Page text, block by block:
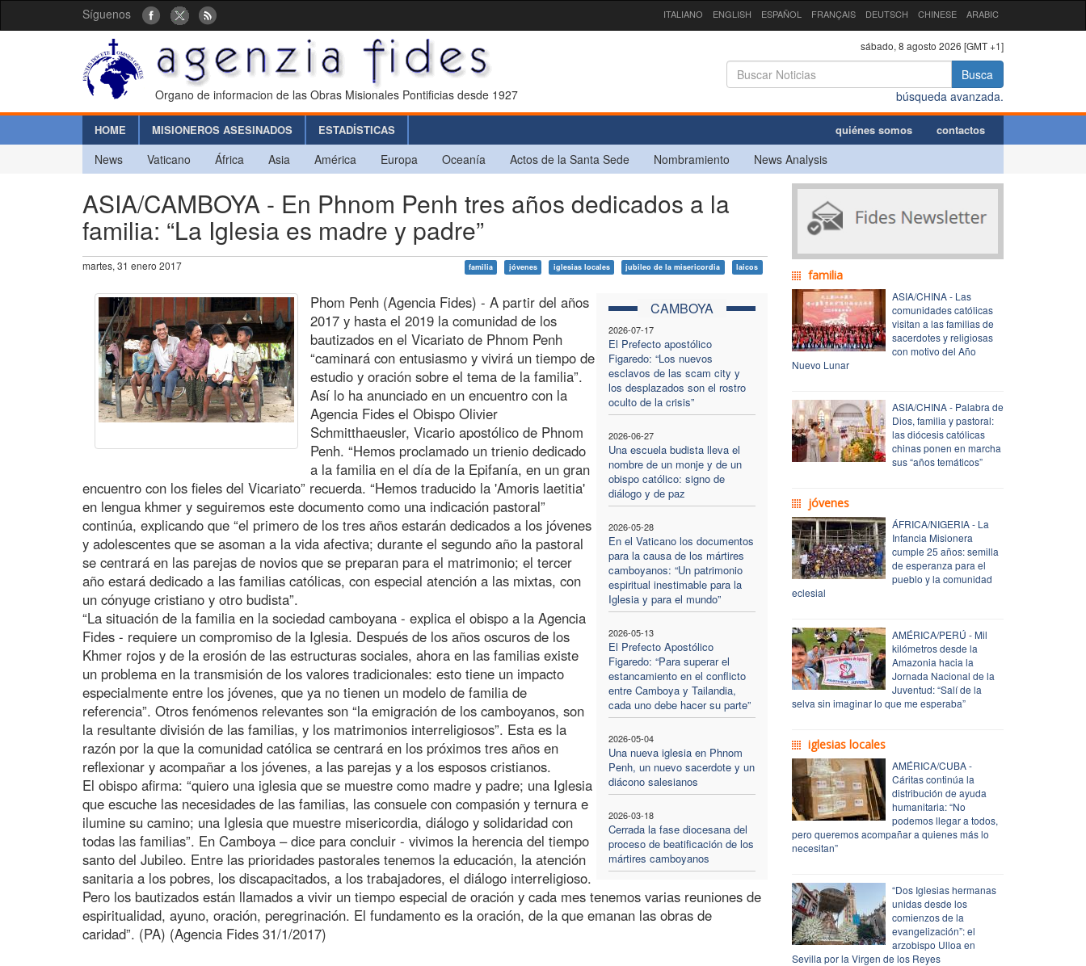
Síguenos ITALIANO ENGLISH ESPAÑOL FRANÇAIS DEUTSCH CHINESE ARABIC
Organo de informacion de las Obras Misionales Pontificias desde 1927
sábado, 8 agosto 2026 [GMT +1]
Busca
búsqueda avanzada.
HOME MISIONEROS ASESINADOS ESTADÍSTICAS quiénes somos contactos
News Vaticano África Asia América Europa Oceanía Actos de la Santa Sede Nombramiento News Analysis
ASIA/CAMBOYA - En Phnom Penh tres años dedicados a la
familia: “La Iglesia es madre y padre”
martes, 31 enero 2017 familia jóvenes iglesias locales jubileo de la misericordia laicos
CAMBOYA
2026-07-17
El Prefecto apostólico
Figaredo: “Los nuevos
esclavos de las scam city y
los desplazados son el rostro
oculto de la crisis”
2026-06-27
Una escuela budista lleva el
nombre de un monje y de un
obispo católico: signo de
diálogo y de paz
2026-05-28
En el Vaticano los documentos
para la causa de los mártires
camboyanos: “Un patrimonio
espiritual inestimable para la
Iglesia y para el mundo”
2026-05-13
El Prefecto Apostólico
Figaredo: “Para superar el
estancamiento en el conflicto
entre Camboya y Tailandia,
cada uno debe hacer su parte”
2026-05-04
Una nueva iglesia en Phnom
Penh, un nuevo sacerdote y un
diácono salesianos
2026-03-18
Cerrada la fase diocesana del
proceso de beatificación de los
mártires camboyanos
Phom Penh (Agencia Fides) - A partir del años
2017 y hasta el 2019 la comunidad de los
bautizados en el Vicariato de Phnom Penh
“caminará con entusiasmo y vivirá un tiempo de
estudio y oración sobre el tema de la familia”.
Así lo ha anunciado en un encuentro con la
Agencia Fides el Obispo Olivier
Schmitthaeusler, Vicario apostólico de Phnom
Penh. “Hemos proclamado un trienio dedicado
a la familia en el día de la Epifanía, en un gran
encuentro con los fieles del Vicariato” recuerda. “Hemos traducido la 'Amoris laetitia'
en lengua khmer y seguiremos este documento como una indicación pastoral”
continúa, explicando que “el primero de los tres años estarán dedicados a los jóvenes
y adolescentes que se asoman a la vida afectiva; durante el segundo año la pastoral
se centrará en las parejas de novios que se preparan para el matrimonio; el tercer
año estará dedicado a las familias católicas, con especial atención a las mixtas, con
un cónyuge cristiano y otro budista”.
“La situación de la familia en la sociedad camboyana - explica el obispo a la Agencia
Fides - requiere un compromiso de la Iglesia. Después de los años oscuros de los
Khmer rojos y de la erosión de las estructuras sociales, ahora en las familias existe
un problema en la transmisión de los valores tradicionales: esto tiene un impacto
especialmente entre los jóvenes, que ya no tienen un modelo de familia de
referencia”. Otros fenómenos relevantes son “la emigración de los camboyanos, son
la resultante división de las familias, y los matrimonios interreligiosos”. Esta es la
razón por la que la comunidad católica se centrará en los próximos tres años en
reflexionar y acompañar a los jóvenes, a las parejas y a los esposos cristianos.
El obispo afirma: “quiero una iglesia que se muestre como madre y padre; una Iglesia
que escuche las necesidades de las familias, las consuele con compasión y ternura e
ilumine su camino; una Iglesia que muestre misericordia, diálogo y solidaridad con
todas las familias”. En Camboya – dice para concluir - vivimos la herencia del tiempo
santo del Jubileo. Entre las prioridades pastorales tenemos la educación, la atención
sanitaria a los pobres, los discapacitados, a los trabajadores, el diálogo interreligioso.
Pero los bautizados están llamados a vivir un tiempo especial de oración y cada mes tenemos varias reuniones de
espiritualidad, ayuno, oración, peregrinación. El fundamento es la oración, de la que emanan las obras de
caridad”. (PA) (Agencia Fides 31/1/2017)
familia
ASIA/CHINA - Las
comunidades católicas
visitan a las familias de
sacerdotes y religiosas
con motivo del Año
Nuevo Lunar
ASIA/CHINA - Palabra de
Dios, familia y pastoral:
las diócesis católicas
chinas ponen en marcha
sus “años temáticos”
jóvenes
ÁFRICA/NIGERIA - La
Infancia Misionera
cumple 25 años: semilla
de esperanza para el
pueblo y la comunidad
eclesial
AMÉRICA/PERÚ - Mil
kilómetros desde la
Amazonia hacia la
Jornada Nacional de la
Juventud: “Salí de la
selva sin imaginar lo que me esperaba”
iglesias locales
AMÉRICA/CUBA -
Cáritas continúa la
distribución de ayuda
humanitaria: “No
podemos llegar a todos,
pero queremos acompañar a quienes más lo
necesitan”
“Dos Iglesias hermanas
unidas desde los
comienzos de la
evangelización”: el
arzobispo Ulloa en
Sevilla por la Virgen de los Reyes